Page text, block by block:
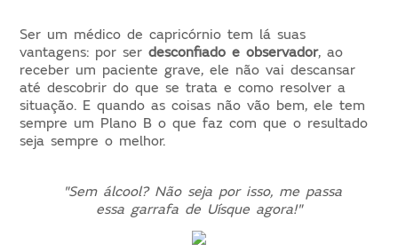
Ser um médico de capricórnio tem lá suas
vantagens: por serdesconfiado e observador, ao
receber um paciente grave, ele não vai descansar
até descobrir do que se trata e como resolver a
situação. E quando as coisas não vão bem, ele tem
sempre um Plano B o que faz com que o resultado
seja sempre o melhor.
"Sem álcool? Não seja por isso, me passa
essa garrafa de Uísque agora!"